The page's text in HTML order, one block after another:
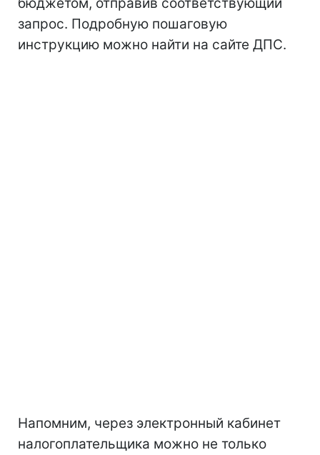
запрос. Подробную пошаговую
инструкцию можно найти на сайте ДПС.
Напомним, через электронный кабинет
налогоплательщика можно не только